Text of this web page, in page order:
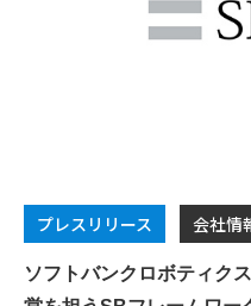
プレスリリース 会社情
ソフトバンクロボティク